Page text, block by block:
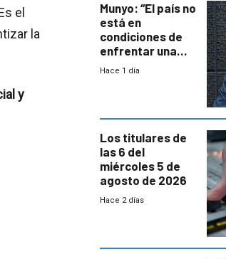
el
la
y
Munyo: “El país no
está en
condiciones de
enfrentar una
reducción de la
Hace 1 día
Los titulares de
las 6 del
miércoles 5 de
agosto de 2026
Hace 2 días